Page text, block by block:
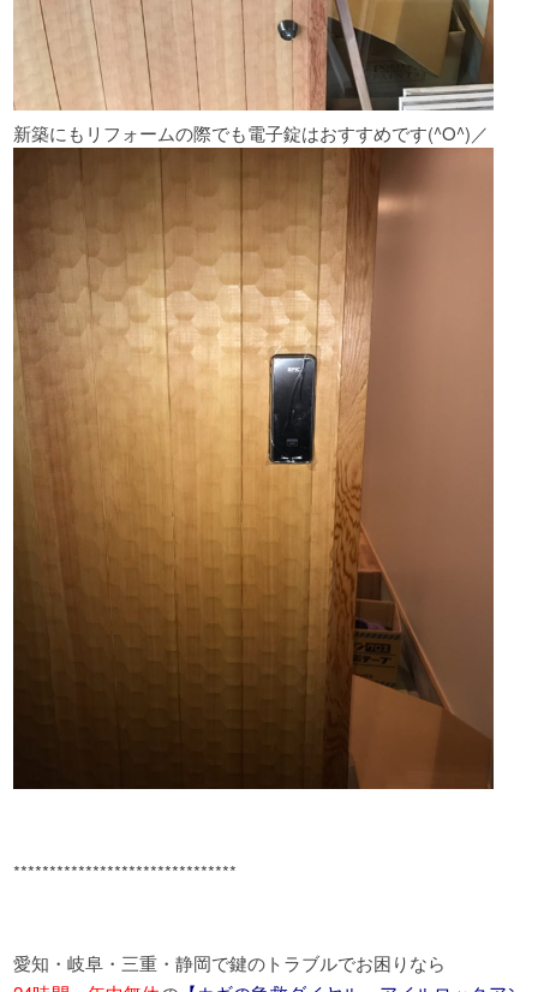
新築にもリフォームの際でも電子錠はおすすめです(^O^)／
*******************************
愛知・岐阜・三重・静岡で鍵のトラブルでお困りなら